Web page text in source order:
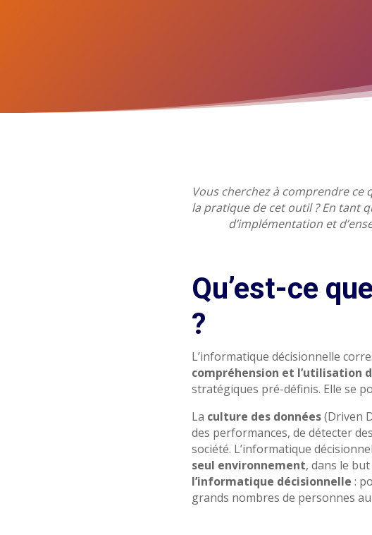
Vous cherchez à comprendre ce
la pratique de cet outil ?En tant
d’implémentation et
Qu’est-ce
?
L’informatique décisionnelle
compréhension et l’utilisation
stratégiques pré-définis. Elle se
La culture des données(Driven
des performances, de détecter
société. L’informatique
seul environnement, dans le
l’informatique décisionnelle :
grands nombres de personnes